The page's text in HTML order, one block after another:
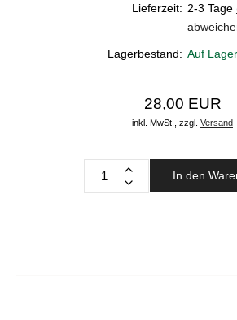
Lieferzeit: 2-3 Tage
Lagerbestand: Auf Lager
28,00 EUR
inkl. MwSt., zzgl. Versand
In den